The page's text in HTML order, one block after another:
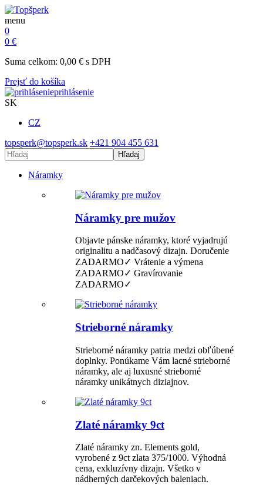
menu
0
0 €
Suma celkom: 0,00 € s DPH
Prejsť do košíka
prihlásenie
SK
CZ
topsperk@topsperk.sk +421 904 455 631
Hľadaj
Náramky
Náramky pre mužov
Objavte pánske náramky, ktoré vyjadrujú
originalitu a nadčasový dizajn. Doručenie
ZADARMO✓ Vrátenie a výmena
ZADARMO✓ Gravírovanie
ZADARMO✓
Strieborné náramky
Strieborné náramky patria medzi obľúbené
doplnky. Ponúkame Vám lacné strieborné
náramky, ale aj luxusné strieborné
náramky unikátnych diziajnov.
Zlaté náramky 9ct
Zlaté náramky zn. Elements gold,
vyrobené z 9ct zlata 375/1000. Výhodná
cena, exkluzívny dizajn. Všetko v
nádherných darčekových baleniach.